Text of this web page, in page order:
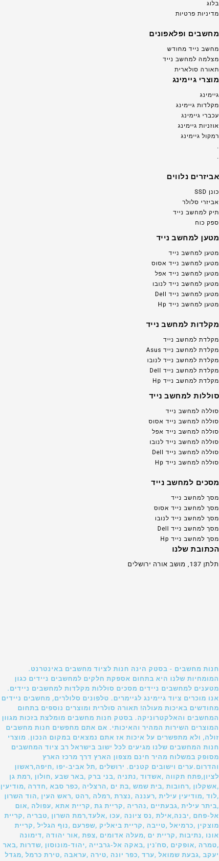
בלוג
מדיניות פרטיות
מחשבים ופלאפונים
מחשב נייד מחודש
מצלמה למחשב נייד
תאורה סולארית
מוצרי גיימינג
גיימינג
מקלדות גיימינג
עכברי גיימינג
אוזניות גיימינג
רמקול גיימינג
.
.
אביזרים נלווים
כונן SSD
אביזרי סלולר
תיק למחשב נייד
ספק כוח
מטען למחשב נייד
מטען למחשב נייד
מטען למחשב נייד אסוס
מטען למחשב נייד אפל
מטען למחשב נייד לנובו
מטען למחשב נייד Dell
מטען למחשב נייד Hp
מקלדות למחשב נייד
מקלדת למחשב נייד
מקלדת למחשב נייד Asus
מקלדת למחשב נייד לנובו
מקלדת למחשב נייד Dell
מקלדת למחשב נייד Hp
סוללות למחשב נייד
סוללה למחשב נייד
סוללה למחשב נייד אסוס
סוללה למחשב נייד אפל
סוללה למחשב נייד לנובו
סוללה למחשב נייד Dell
סוללה למחשב נייד Hp
מסכים למחשב נייד
מסך למחשב נייד
מסך למחשב נייד אסוס
מסך למחשב נייד לנובו
מסך למחשב נייד Dell
מסך למחשב נייד Hp
הכתובת שלנו
תלתן 137, מושב אורה ירושלים
חנות מחשבים - בסטק הינה חנות לציוד מחשבים באינטרנט.
המומחיות שלנו היא בתחום אספקת חלקים למחשבים ניידים כגון
מטענים למחשבים ניידים מסכים סוללות מקלדות למחשבים ניידים.
אנו מוכרים ציוד גיימינג לגיימרים. טלפונים סלולרים, מחשבים ניידים
מחודשים באיכות מעולה! תאורה סולרית ומוצרים נוספים בתחום
המחשבים והאלקטרוניקה. בסטק חנות מחשבים מומלצת בזכות מגוון
המוצרים השירות המהיר והאיכותי. אם אתם מחפשים חנות מחשבים
זולה, ולא מתפשרים על איכות אז אתם נמצאים במקום הנכון. מוצרי
חנות המחשבים שלנו מגיעים לכל ישוב בישראל רב ציוד המחשבים
מסופק במשלוח מהיר חינם מצפון הארץ דרך מרכז הארץ
והדרום.ערים וישובים קטנים. ירושלים ,תל אביב-יפו ,חיפה,ראשון
לציון,פתח תקווה ,אשדוד ,נתניה ,בני ברק ,באר שבע ,חולון ,רמת גן
,אשקלון ,רחובות ,בית שמש ,בת ים ,הרצליה ,כפר סבא ,חדרה ,מודיעין
,לוד ,מודיעין עילית ,רעננה ,נצרת ,רמלה ,רהט ,ראש העין ,הוד השרון
,ביתר עילית ,גבעתיים ,נהריה ,קריית גת ,קריית אתא ,עפולה ,אום
אל-פחם ,יבנה,אילת ,נס ציונה ,עכו ,אלעד,רמת השרון ,טבריה ,קריית
מוצקין ,כרמיאל ,טייבה ,קריית ביאליק ,שפרעם ,נוף הגליל ,קריית
אונו ,נתיבות ,קריית ים ,מעלה אדומים ,צפת ,אור יהודה ,דימונה
,טמרה ,אופקים ,סח'נין ,באקה אל-גרבייה ,יהוד-מונוסון ,שדרות ,באר
יעקב ,גבעת שמואל ,ערד ,כפר יונה ,טירה ,עראבה ,טירת כרמל ,מגדל